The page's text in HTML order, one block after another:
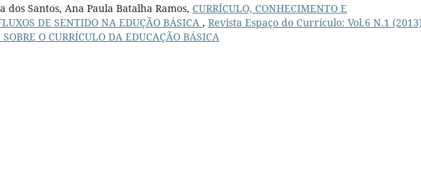
dos Santos, Ana Paula Batalha Ramos, CURRÍCULO, CONHECIMENTO E
DE SENTIDO NA EDUÇÃO BÁSICA , Revista Espaço do Currículo: Vol.6 N.1 (2013)
O CURRÍCULO DA EDUCAÇÃO BÁSICA